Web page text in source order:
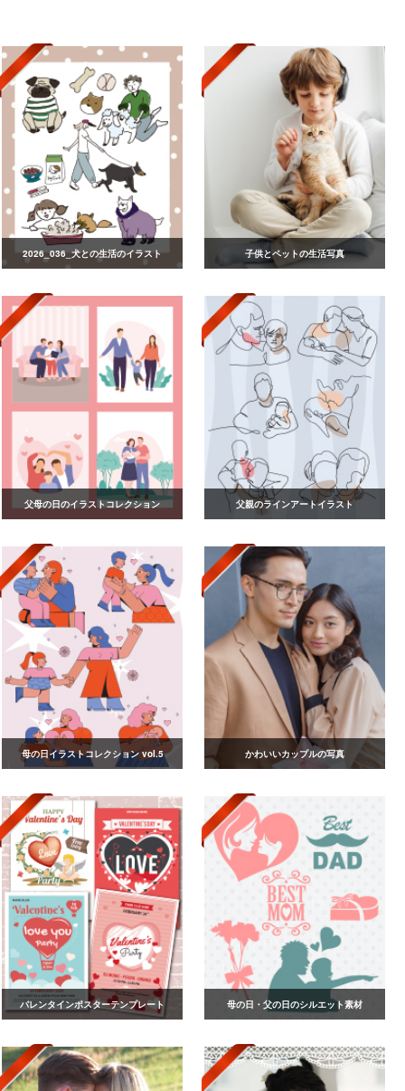
2026_036_犬との生活のイラスト 子供とペットの生活写真
父母の日のイラストコレクション 父親のラインアートイラスト
母の日イラストコレクション vol.5 かわいいカップルの写真
バレンタインポスターテンプレート 母の日・父の日のシルエット素材